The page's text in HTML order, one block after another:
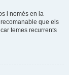
i només en la
que els
temes recurrents